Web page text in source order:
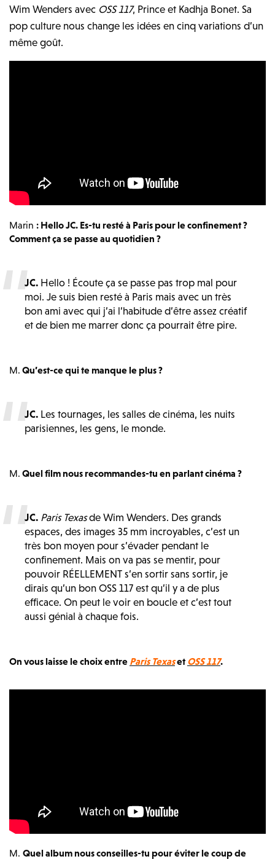
Wim Wenders avec OSS 117, Prince et Kadhja Bonet. Sa
pop culture nous change les idées en cinq variations d’un
même goût.
Marin : Hello JC. Es-tu resté à Paris pour le confinement ?
Comment ça se passe au quotidien ?
JC. Hello ! Écoute ça se passe pas trop mal pour
moi. Je suis bien resté à Paris mais avec un très
bon ami avec qui j’ai l’habitude d’être assez créatif
et de bien me marrer donc ça pourrait être pire.
M. Qu’est-ce qui te manque le plus ?
JC. Les tournages, les salles de cinéma, les nuits
parisiennes, les gens, le monde.
M. Quel film nous recommandes-tu en parlant cinéma ?
JC. Paris Texasde Wim Wenders. Des grands
espaces, des images 35 mm incroyables, c’est un
très bon moyen pour s’évader pendant le
confinement. Mais on va pas se mentir, pour
pouvoir RÉELLEMENT s’en sortir sans sortir, je
dirais qu’un bon OSS 117 est qu’il y a de plus
efficace. On peut le voir en boucle et c’est tout
aussi génial à chaque fois.
On vous laisse le choix entre Paris Texaset OSS 117.
M. Quel album nous conseilles-tu pour éviter le coup de